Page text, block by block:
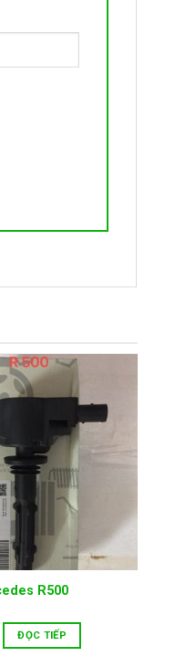
R500
ĐỌC TIẾP